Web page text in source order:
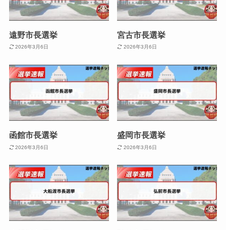
遠野市長選挙
2026年3月6日
宮古市長選挙
2026年3月6日
函館市長選挙
2026年3月6日
盛岡市長選挙
2026年3月6日